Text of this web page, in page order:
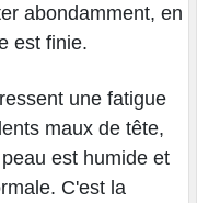
abondamment, en
est finie.
une fatigue
maux de tête,
est humide et
C'est la